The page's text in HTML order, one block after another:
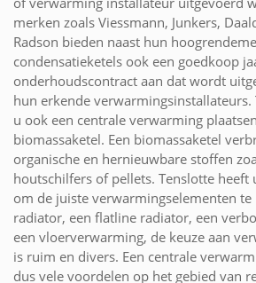
merken zoals Viessmann, Junkers,
Radson bieden naast hun
condensatieketels ook een goedkoop
onderhoudscontract aan dat wordt
hun erkende
u ook een centrale verwarming
biomassaketel. Een biomassaketel
organische en hernieuwbare stoffen
houtschilfers of pellets. Tenslotte heeft
om de juiste verwarmingselementen te
radiator, een flatline radiator, een
een vloerverwarming, de keuze aan
is ruim en divers. Een centrale
dus vele voordelen op het gebied van